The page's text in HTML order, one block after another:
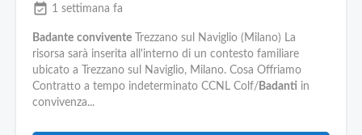
event_available 1 settimana fa
Badante convivente Trezzano sul Naviglio (Milano) La
risorsa sarà inserita all'interno di un contesto familiare
ubicato a Trezzano sul Naviglio, Milano. Cosa Offriamo
Contratto a tempo indeterminato CCNL Colf/ Badanti in
convivenza...